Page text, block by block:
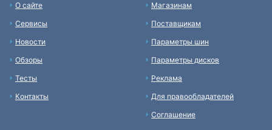
О сайте
Сервисы
Новости
Обзоры
Тесты
Контакты
Магазинам
Поставщикам
Параметры шин
Параметры дисков
Реклама
Для правообладателей
Соглашение